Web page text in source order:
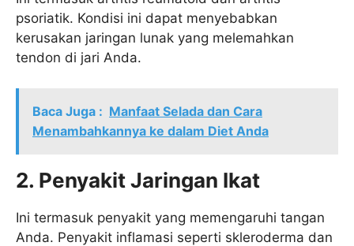
psoriatik. Kondisi ini dapat menyebabkan
kerusakan jaringan lunak yang melemahkan
tendon di jari Anda.
Baca Juga : Manfaat Selada dan Cara
Menambahkannya ke dalam Diet Anda
2. Penyakit Jaringan Ikat
Ini termasuk penyakit yang memengaruhi tangan
Anda. Penyakit inflamasi seperti skleroderma dan